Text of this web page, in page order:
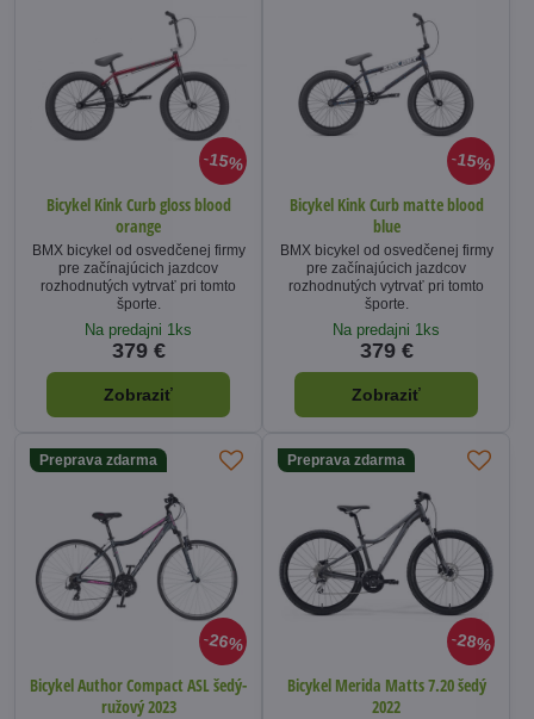
15%
Bicykel Kink Curb gloss blood
orange
BMX bicykel od osvedčenej firmy
pre začínajúcich jazdcov
rozhodnutých vytrvať pri tomto
športe.
Na predajni 1ks
379 €
Zobraziť
15%
Bicykel Kink Curb matte blood
blue
BMX bicykel od osvedčenej firmy
pre začínajúcich jazdcov
rozhodnutých vytrvať pri tomto
športe.
Na predajni 1ks
379 €
Zobraziť
26%
Preprava zdarma
Bicykel Author Compact ASL šedý-
ružový 2023
28%
Preprava zdarma
Bicykel Merida Matts 7.20 šedý
2022